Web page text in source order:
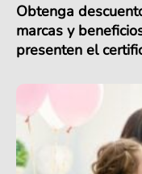
Obtenga
marcas y
presenten el